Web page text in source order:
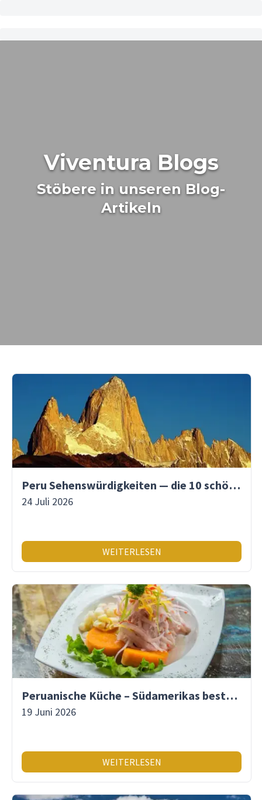
Viventura Blogs
Stöbere in unseren Blog-
Artikeln
Peru Sehenswürdigkeiten — die 10 schönsten Orte
24 Juli 2026
WEITERLESEN
Peruanische Küche – Südamerikas beste Gastronomie
19 Juni 2026
WEITERLESEN